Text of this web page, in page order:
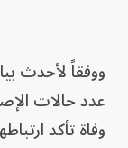
ووفقاً لأحدث
وفاة تأكد